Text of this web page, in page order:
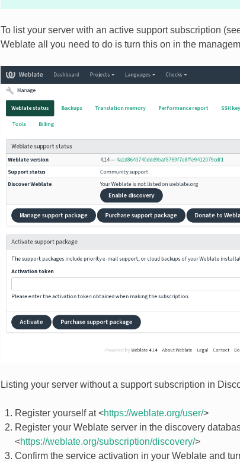
To list your server with an active support subscription
Weblate all you need to do is turn this on in the
Listing your server without a support subscription in
Register yourself at <https://weblate.org/user/>
Register your Weblate server in the discovery
<https://weblate.org/subscription/discovery/>
Confirm the service activation in your Weblate and